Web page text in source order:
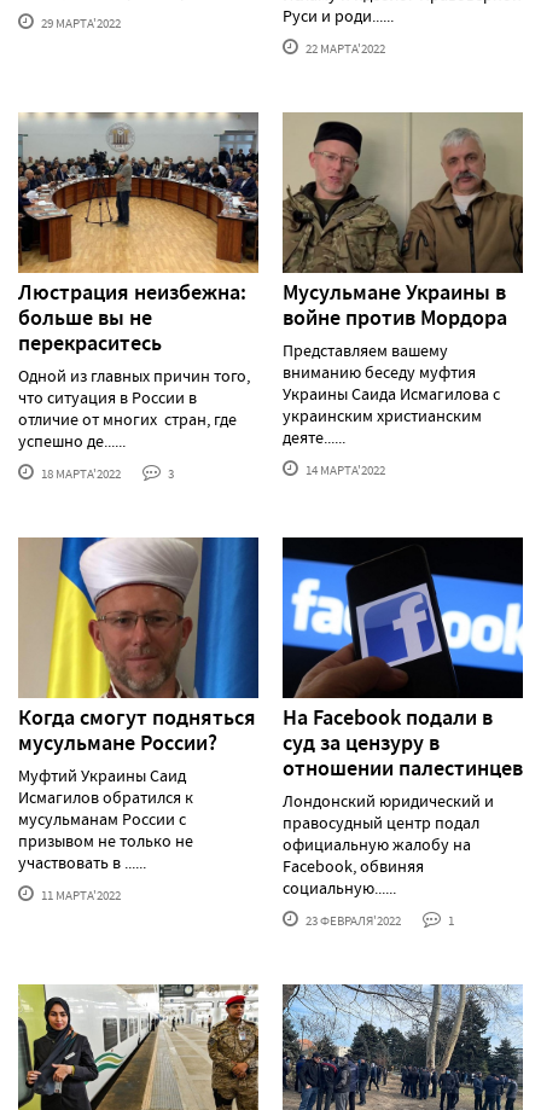
29 МАРТА'2022
Руси и роди......
22 МАРТА'2022
Люстрация неизбежна:
больше вы не
перекраситесь
Одной из главных причин того,
что ситуация в России в
отличие от многих стран, где
успешно де......
18 МАРТА'2022 3
Мусульмане Украины в
войне против Мордора
Представляем вашему
вниманию беседу муфтия
Украины Саида Исмагилова с
украинским христианским
деяте......
14 МАРТА'2022
Когда смогут подняться
мусульмане России?
Муфтий Украины Саид
Исмагилов обратился к
мусульманам России с
призывом не только не
участвовать в ......
11 МАРТА'2022
На Facebook подали в
суд за цензуру в
отношении палестинцев
Лондонский юридический и
правосудный центр подал
официальную жалобу на
Facebook, обвиняя
социальную......
23 ФЕВРАЛЯ'2022 1